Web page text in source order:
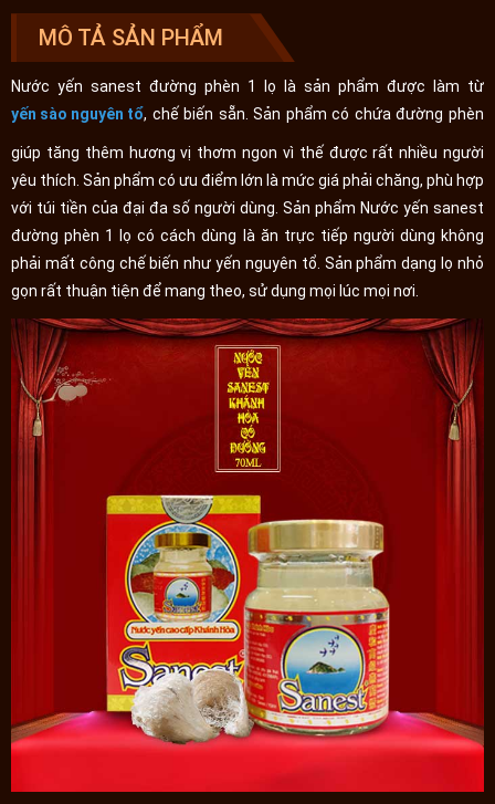
MÔ TẢ SẢN PHẨM
Nước yến sanest đường phèn 1 lọ là sản phẩm được làm từ
yến sào nguyên tổ, chế biến sẵn. Sản phẩm có chứa đường phèn
giúp tăng thêm hương vị thơm ngon vì thế được rất nhiều người
yêu thích. Sản phẩm có ưu điểm lớn là mức giá phải chăng, phù hợp
với túi tiền của đại đa số người dùng. Sản phẩm Nước yến sanest
đường phèn 1 lọ có cách dùng là ăn trực tiếp người dùng không
phải mất công chế biến như yến nguyên tổ. Sản phẩm dạng lọ nhỏ
gọn rất thuận tiện để mang theo, sử dụng mọi lúc mọi nơi.